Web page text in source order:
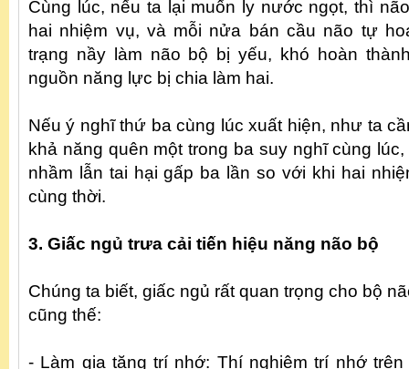
Cùng lúc, nếu ta lại muốn ly nước ngọt, thì
hai nhiệm vụ, và mỗi nửa bán cầu não tự
trạng nầy làm não bộ bị yếu, khó hoàn
nguồn năng lực bị chia làm hai.
Nếu ý nghĩ thứ ba cùng lúc xuất hiện, như ta
khả năng quên một trong ba suy nghĩ cùng
nhầm lẫn tai hại gấp ba lần so với khi hai
cùng thời.
3. Giấc ngủ trưa cải tiến hiệu năng não bộ
Chúng ta biết, giấc ngủ rất quan trọng cho bộ
cũng thế:
- Làm gia tăng trí nhớ: Thí nghiệm trí nhớ